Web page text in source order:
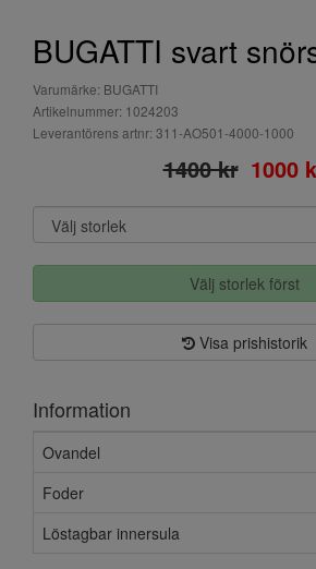
BUGATTI svart
Varumärke: BUGATTI
Artikelnummer: 1024203
Leverantörens artnr: 311-AO501-4000-1000
1400 kr 1000
Välj storlek först
Visa prishistorik
Information
Ovandel
Foder
Löstagbar innersula